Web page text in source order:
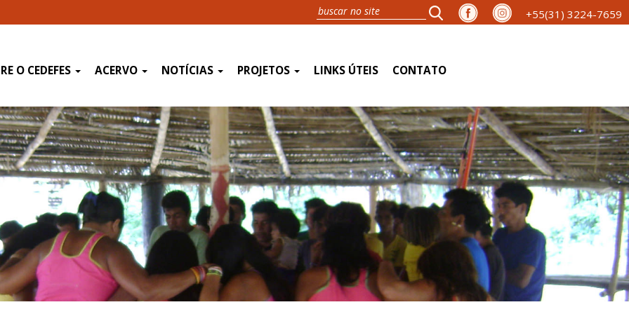
+55(31) 3224-7659
O CEDEFES ACERVO NOTÍCIAS PROJETOS LINKS ÚTEIS CONTATO